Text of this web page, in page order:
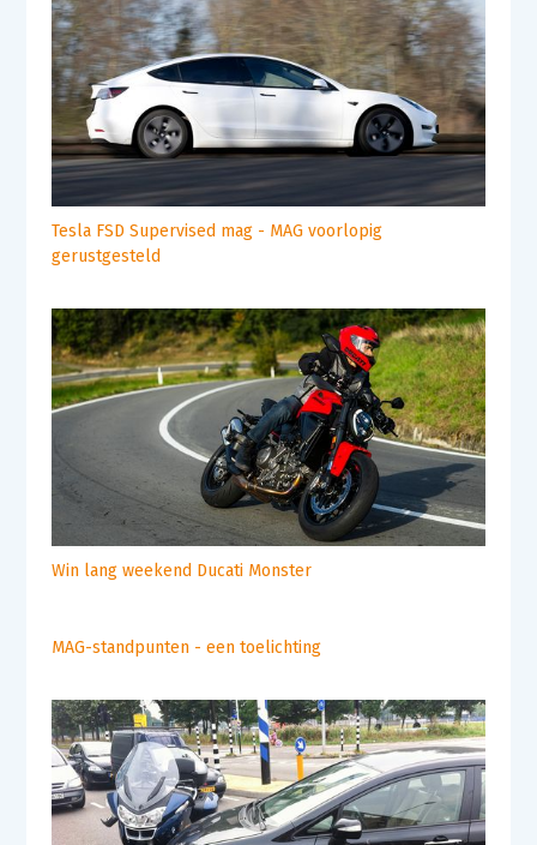
Tesla FSD Supervised mag - MAG voorlopig
gerustgesteld
Win lang weekend Ducati Monster
MAG-standpunten - een toelichting